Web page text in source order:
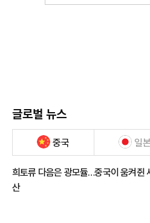
글로벌 뉴스
중국 일본
희토류 다음은 광모듈…중국이 움켜쥔
산